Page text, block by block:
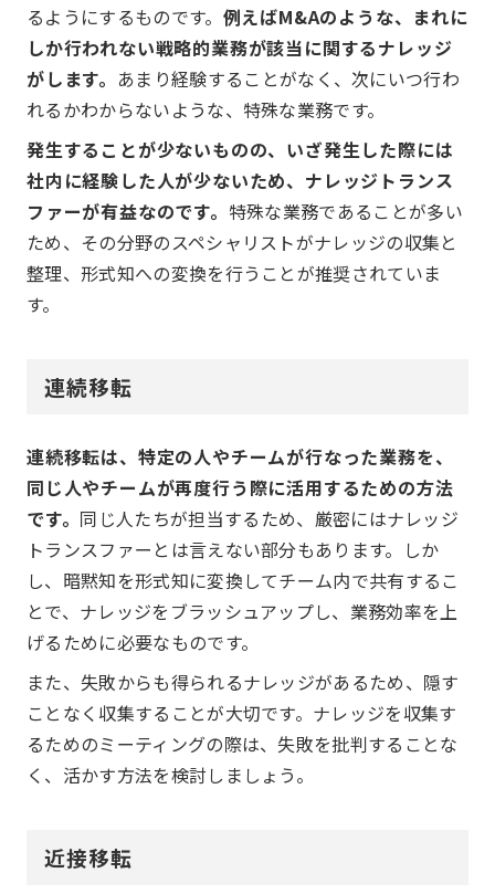
るようにするものです。 例えばM&Aのような、まれに
しか行われない戦略的業務が該当に関するナレッジ
がします。 あまり経験することがなく、次にいつ行わ
れるかわからないような、特殊な業務です。
発生することが少ないものの、いざ発生した際には
社内に経験した人が少ないため、ナレッジトランス
ファーが有益なのです。 特殊な業務であることが多い
ため、その分野のスペシャリストがナレッジの収集と
整理、形式知への変換を行うことが推奨されていま
す。
連続移転
連続移転は、特定の人やチームが行なった業務を、
同じ人やチームが再度行う際に活用するための方法
です。 同じ人たちが担当するため、厳密にはナレッジ
トランスファーとは言えない部分もあります。しか
し、暗黙知を形式知に変換してチーム内で共有するこ
とで、ナレッジをブラッシュアップし、業務効率を上
げるために必要なものです。
また、失敗からも得られるナレッジがあるため、隠す
ことなく収集することが大切です。ナレッジを収集す
るためのミーティングの際は、失敗を批判することな
く、活かす方法を検討しましょう。
近接移転